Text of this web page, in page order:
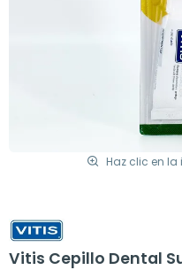
Haz clic en
Vitis Cepillo Dental